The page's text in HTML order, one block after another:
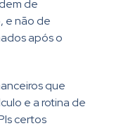
de
e não de
após o
que
e a rotina de
certos